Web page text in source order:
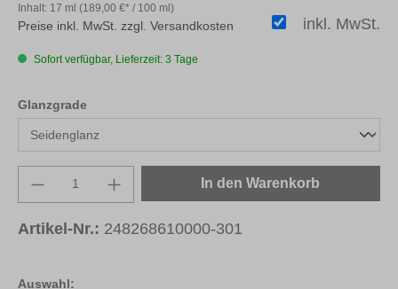
Auswahl:
Inhalt: 17 ml (189,00 €* / 100 ml)
inkl. MwSt.
Preise inkl. MwSt. zzgl. Versandkosten
Sofort verfügbar, Lieferzeit: 3 Tage
Glanzgradeauswählen
Produkt Anzahl: Gib den gewünschten
In den Warenkorb
Artikel-Nr.: 248268610000-301